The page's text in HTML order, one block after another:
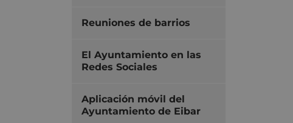
Reuniones de barrios
El Ayuntamiento en las
Redes Sociales
Aplicación móvil del
Ayuntamiento de Eibar